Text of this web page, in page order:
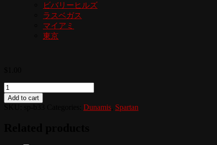
ビバリーヒルズ
ラスベガス
マイアミ
東京
Quantity
Add to cart
Dunamis Spartan